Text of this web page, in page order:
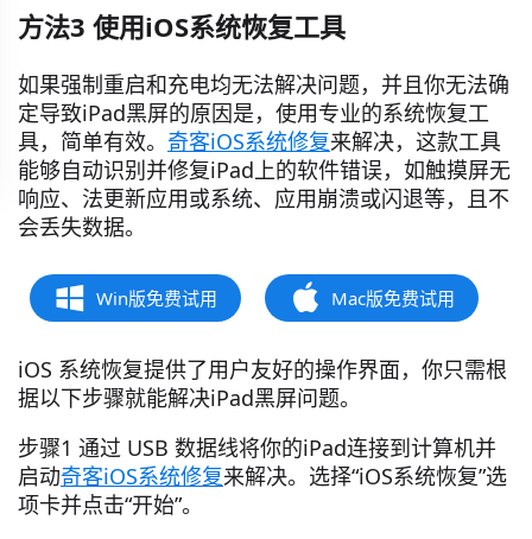
方法3 使用iOS系统恢复工具
如果强制重启和充电均无法解决问题，并且你无法确
定导致iPad黑屏的原因是，使用专业的系统恢复工
具，简单有效。 奇客iOS系统修复来解决，这款工具
能够自动识别并修复iPad上的软件错误，如触摸屏无
响应、法更新应用或系统、应用崩溃或闪退等，且不
会丢失数据。
Win版免费试用 Mac版免费试用
iOS 系统恢复提供了用户友好的操作界面，你只需根
据以下步骤就能解决iPad黑屏问题。
步骤1 通过 USB 数据线将你的iPad连接到计算机并
启动奇客iOS系统修复来解决。选择“iOS系统恢复”选
项卡并点击“开始”。